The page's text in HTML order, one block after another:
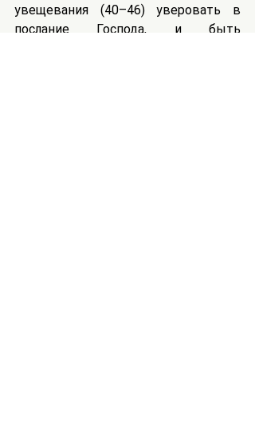
увещевания (40–46) уверовать в
послание Господа, и быть